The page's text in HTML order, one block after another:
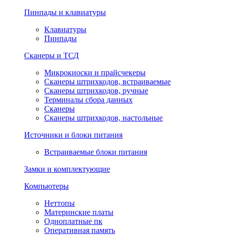
Пинпады и клавиатуры
Клавиатуры
Пинпады
Сканеры и ТСД
Микрокиоски и прайсчекеры
Сканеры штрихкодов, встраиваемые
Сканеры штрихкодов, ручные
Терминалы сбора данных
Сканеры
Сканеры штрихкодов, настольные
Источники и блоки питания
Встраиваемые блоки питания
Замки и комплектующие
Компьютеры
Неттопы
Материнские платы
Одноплатные пк
Оперативная память